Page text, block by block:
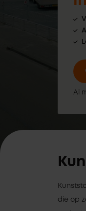
Al
die op